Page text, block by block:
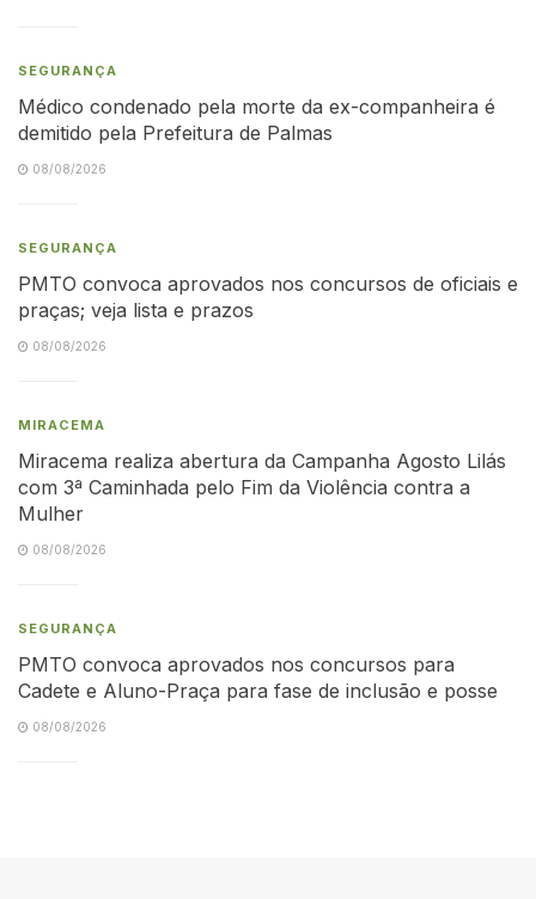
SEGURANÇA
Médico condenado pela morte da ex-companheira é
demitido pela Prefeitura de Palmas
08/08/2026
SEGURANÇA
PMTO convoca aprovados nos concursos de oficiais e
praças; veja lista e prazos
08/08/2026
MIRACEMA
Miracema realiza abertura da Campanha Agosto Lilás
com 3ª Caminhada pelo Fim da Violência contra a
Mulher
08/08/2026
SEGURANÇA
PMTO convoca aprovados nos concursos para
Cadete e Aluno-Praça para fase de inclusão e posse
08/08/2026